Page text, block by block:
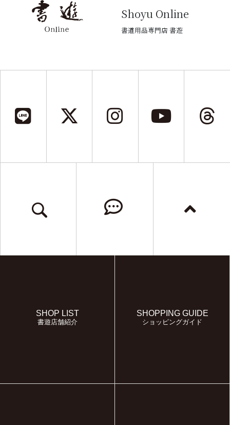
Shoyu Online
書道用品専門店 書遊
SHOP LIST
書遊店舗紹介
SHOPPING GUIDE
ショッピングガイド